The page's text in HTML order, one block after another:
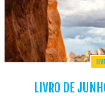
LIVRO DE